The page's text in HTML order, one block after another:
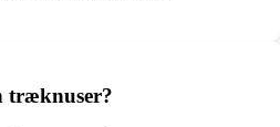
træknuser?